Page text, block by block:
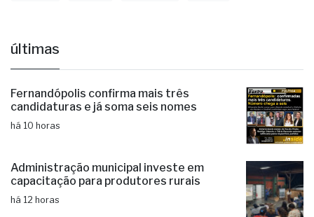
últimas
Fernandópolis confirma mais três
candidaturas e já soma seis nomes
há 10 horas
Administração municipal investe em
capacitação para produtores rurais
há 12 horas